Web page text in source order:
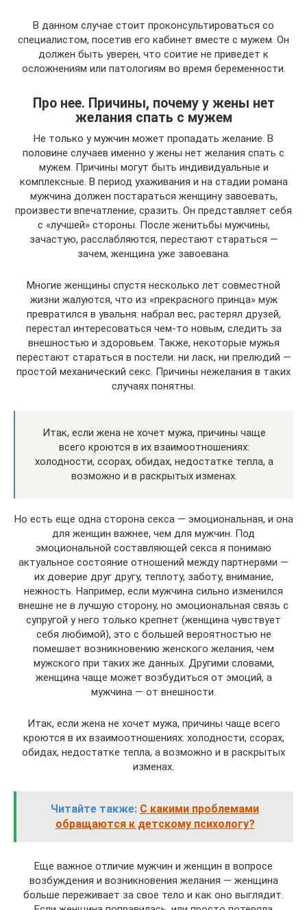
В данном случае стоит проконсультироваться со
специалистом, посетив его кабинет вместе с мужем. Он
должен быть уверен, что соитие не приведет к
осложнениям или патологиям во время беременности.
Про нее. Причины, почему у жены нет
желания спать с мужем
Не только у мужчин может пропадать желание. В
половине случаев именно у жены нет желания спать с
мужем. Причины могут быть индивидуальные и
комплексные. В период ухаживания и на стадии романа
мужчина должен постараться женщину завоевать,
произвести впечатление, сразить. Он представляет себя
с «лучшей» стороны. После женитьбы мужчины,
зачастую, расслабляются, перестают стараться —
зачем, женщина уже завоевана.
Многие женщины спустя несколько лет совместной
жизни жалуются, что из «прекрасного принца» муж
превратился в увальня: набрал вес, растерял друзей,
перестал интересоваться чем-то новым, следить за
внешностью и здоровьем. Также, некоторые мужья
перестают стараться в постели: ни ласк, ни прелюдий —
простой механический секс. Причины нежелания в таких
случаях понятны.
Итак, если жена не хочет мужа, причины чаще
всего кроются в их взаимоотношениях:
холодности, ссорах, обидах, недостатке тепла, а
возможно и в раскрытых изменах.
Но есть еще одна сторона секса — эмоциональная, и она
для женщин важнее, чем для мужчин. Под
эмоциональной составляющей секса я понимаю
актуальное состояние отношений между партнерами —
их доверие друг другу, теплоту, заботу, внимание,
нежность. Например, если мужчина сильно изменился
внешне не в лучшую сторону, но эмоциональная связь с
супругой у него только крепнет (женщина чувствует
себя любимой), это с большей вероятностью не
помешает возникновению женского желания, чем
мужского при таких же данных. Другими словами,
женщина чаще может возбудиться от эмоций, а
мужчина — от внешности.
Итак, если жена не хочет мужа, причины чаще всего
кроются в их взаимоотношениях: холодности, ссорах,
обидах, недостатке тепла, а возможно и в раскрытых
изменах.
Читайте также: С какими проблемами
обращаются к детскому психологу?
Еще важное отличие мужчин и женщин в вопросе
возбуждения и возникновения желания — женщина
больше переживает за свое тело и как оно выглядит.